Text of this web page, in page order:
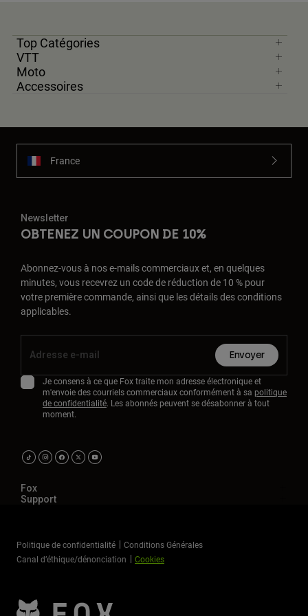
Top Catégories
VTT
Moto
Accessoires
France
Newsletter
OBTENEZ UN COUPON DE 10%
Abonnez-vous à nos e-mails commerciaux et, en quelques
minutes, vous recevrez un code de réduction de 10 % pour
votre première commande, ainsi que les détails des conditions
applicables.
Envoyer
Je consens à ce que Fox traite mon adresse électronique et
m'envoie des courriels commerciaux conformément à sa politique
de confidentialité. Les abonnés peuvent se désabonner à tout
moment.
Fox
Support
Politique de confidentialité
Conditions Générales
Canal d’éthique/dénonciation
Cookies